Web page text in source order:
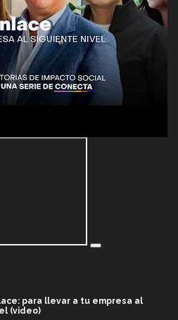
para llevar a tu empresa al
(video)